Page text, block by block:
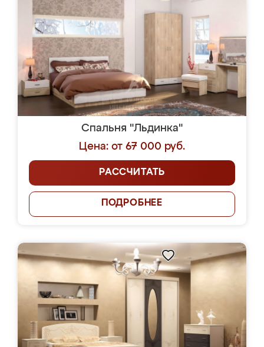
Спальня "Льдинка"
Цена: от 67 000 руб.
РАССЧИТАТЬ
ПОДРОБНЕЕ